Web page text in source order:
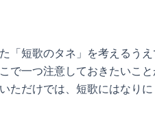
「短歌のタネ」を考えるうえ
で一つ注意しておきたいこと
ただけでは、短歌にはなりに